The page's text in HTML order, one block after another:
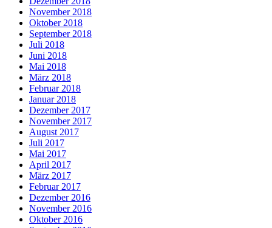
November 2018
Oktober 2018
September 2018
Juli 2018
Juni 2018
Mai 2018
März 2018
Februar 2018
Januar 2018
Dezember 2017
November 2017
August 2017
Juli 2017
Mai 2017
April 2017
März 2017
Februar 2017
Dezember 2016
November 2016
Oktober 2016